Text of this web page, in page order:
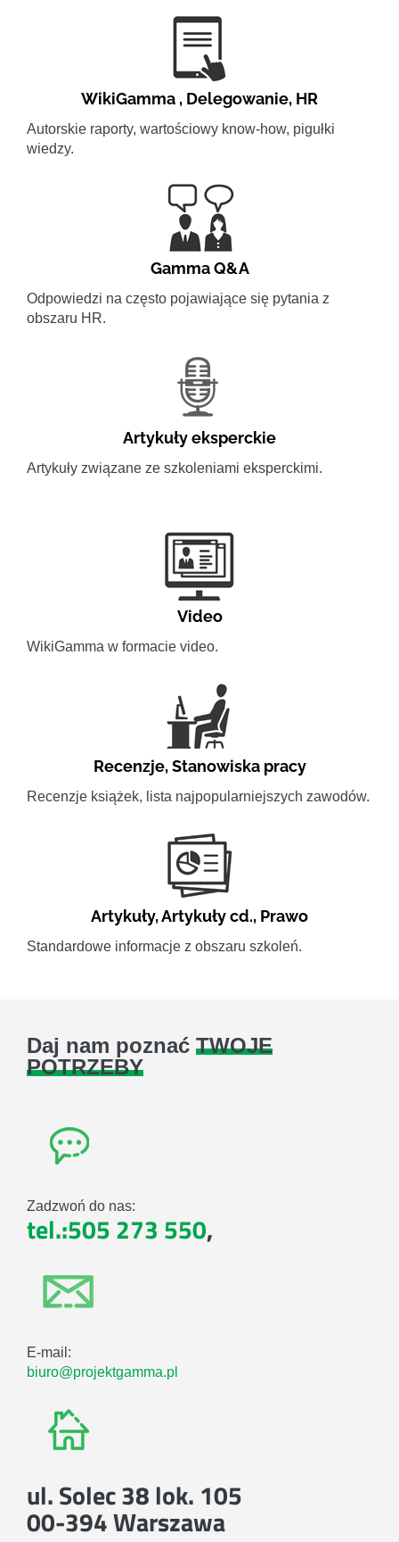
WikiGamma , Delegowanie, HR
Autorskie raporty, wartościowy know-how, pigułki
wiedzy.
Gamma Q&A
Odpowiedzi na często pojawiające się pytania z
obszaru HR.
Artykuły eksperckie
Artykuły związane ze szkoleniami eksperckimi.
Video
WikiGamma w formacie video.
Recenzje,Stanowiska pracy
Recenzje książek, lista najpopularniejszych zawodów.
Artykuły,Artykuły cd., Prawo
Standardowe informacje z obszaru szkoleń.
Daj nam poznać TWOJE
POTRZEBY
Zadzwoń do nas:
tel.:505 273 550,
E-mail:
biuro@projektgamma.pl
ul. Solec 38 lok. 105
00-394 Warszawa